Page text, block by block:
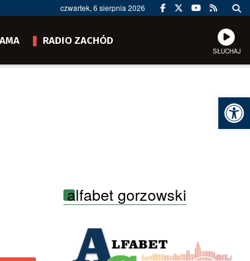
czwartek, 6 sierpnia 2026
RADIO ZACHÓD
SŁUCHAJ
alfabet gorzowski